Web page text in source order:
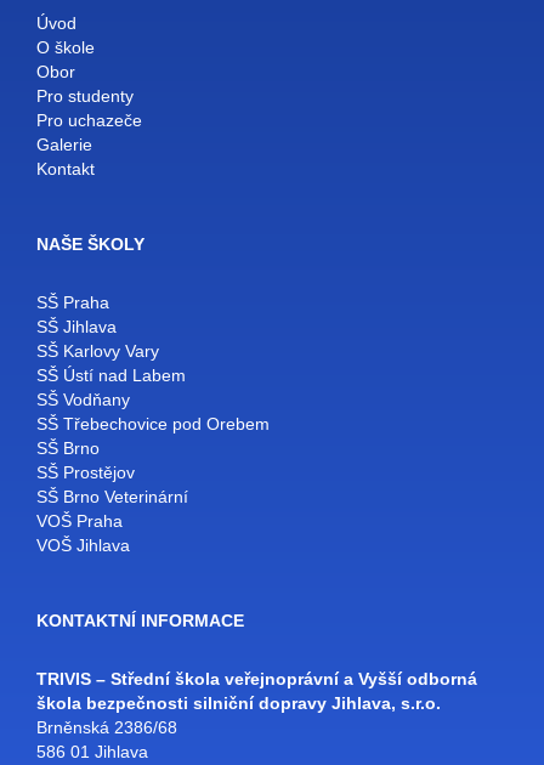
Úvod
O škole
Obor
Pro studenty
Pro uchazeče
Galerie
Kontakt
NAŠE ŠKOLY
SŠ Praha
SŠ Jihlava
SŠ Karlovy Vary
SŠ Ústí nad Labem
SŠ Vodňany
SŠ Třebechovice pod Orebem
SŠ Brno
SŠ Prostějov
SŠ Brno Veterinární
VOŠ Praha
VOŠ Jihlava
KONTAKTNÍ INFORMACE
TRIVIS – Střední škola veřejnoprávní a Vyšší odborná
škola bezpečnosti silniční dopravy Jihlava, s.r.o.
Brněnská 2386/68
586 01 Jihlava